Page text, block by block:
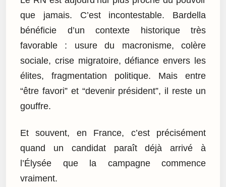
que jamais. C’est incontestable. Bardella
bénéficie d’un contexte historique très
favorable : usure du macronisme, colère
sociale, crise migratoire, défiance envers les
élites, fragmentation politique. Mais entre
“être favori” et “devenir président”, il reste un
gouffre.
Et souvent, en France, c’est précisément
quand un candidat paraît déjà arrivé à
l’Élysée que la campagne commence
vraiment.